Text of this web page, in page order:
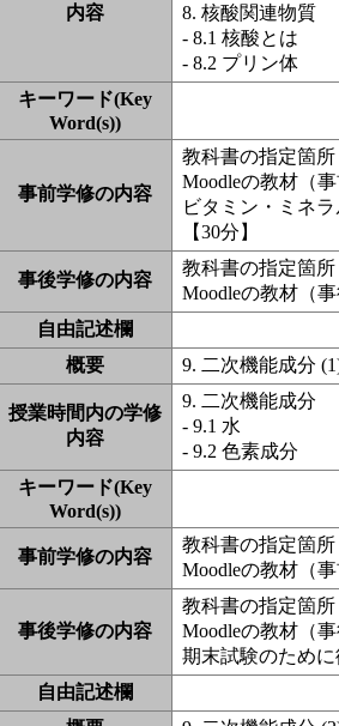
内容
8. 核酸関連物質
- 8.1 核酸とは
- 8.2 プリン体
キーワード(Key
Word(s))
事前学修の内容
教科書の指定箇
Moodleの教材（
ビタミン・ミネ
【30分】
事後学修の内容
教科書の指定箇
Moodleの教材（
自由記述欄
概要 9. 二次機能成分
授業時間内の学修
内容
9. 二次機能成分
- 9.1 水
- 9.2 色素成分
キーワード(Key
Word(s))
事前学修の内容
教科書の指定箇
Moodleの教材（
事後学修の内容
教科書の指定箇
Moodleの教材（
期末試験のため
自由記述欄